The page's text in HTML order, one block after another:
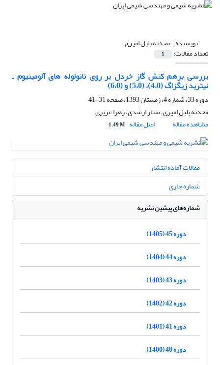
نویسنده =محدثه بلبل امیری
تعداد مقالات: 1
بررسی برهم کنش گاز خردل بر روی نانولوله های آلومینیوم ـ
نیترید زیگزاگ (4،0)، (5،0) و (6،0)
دوره 33، شماره 4، زمستان 1393، صفحه
31-41
محدثه بلبل امیری، ستار ارشدی، زهرا عزیزی
مشاهده مقاله
اصل مقاله 1.49 M
مقالات آماده انتشار
شماره جاری
شماره‌های پیشین نشریه
دوره 45 (1405)
دوره 44 (1404)
دوره 43 (1403)
دوره 42 (1402)
دوره 41 (1401)
دوره 40 (1400)